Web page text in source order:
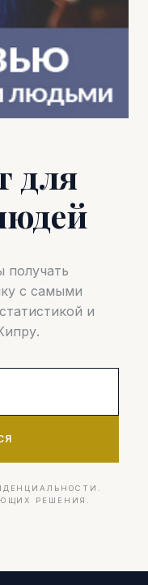
для
получать
с самыми
и
РЕШЕНИЯ.